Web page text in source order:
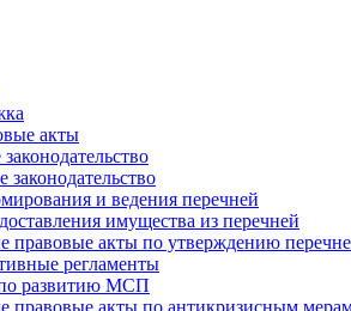
акты
законодательство
и ведения перечней
имущества из перечней
правовые акты по утверждению
регламенты
развитию МСП
правовые акты по антикризисным